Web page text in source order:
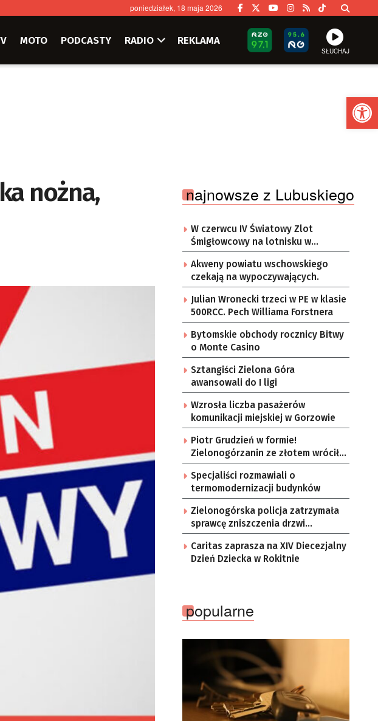
poniedziałek, 18 maja 2026
MOTO PODCASTY RADIO REKLAMA
SŁUCHAJ
nożna,
najnowsze z Lubuskiego
W czerwcu IV Światowy Zlot
Śmigłowcowy na lotnisku w
Babimoście
Akweny powiatu wschowskiego
czekają na wypoczywających.
Julian Wronecki trzeci w PE w klasie
500RCC. Pech Williama Forstnera
Bytomskie obchody rocznicy Bitwy
o Monte Casino
Sztangiści Zielona Góra
awansowali do I ligi
Wzrosła liczba pasażerów
komunikacji miejskiej w Gorzowie
Piotr Grudzień w formie!
Zielonogórzanin ze złotem wrócił
ze Słowenii
Specjaliści rozmawiali o
termomodernizacji budynków
Zielonogórska policja zatrzymała
sprawcę zniszczenia drzwi
akademika
Caritas zaprasza na XIV Diecezjalny
Dzień Dziecka w Rokitnie
popularne